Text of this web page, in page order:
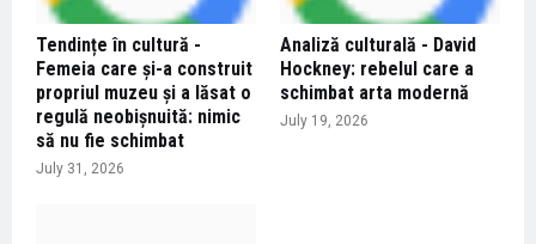
Tendințe în cultură -
Femeia care și-a construit
propriul muzeu și a lăsat o
regulă neobișnuită: nimic
să nu fie schimbat
July 31, 2026
Analiză culturală - David
Hockney: rebelul care a
schimbat arta modernă
July 19, 2026